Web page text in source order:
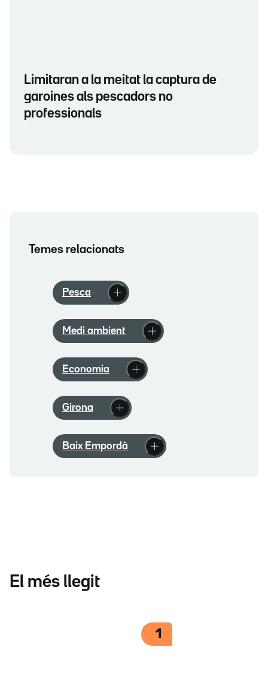
Limitaran a la meitat la captura de
garoines als pescadors no
professionals
Temes relacionats
Pesca
Medi ambient
Economia
Girona
Baix Empordà
El més llegit
1